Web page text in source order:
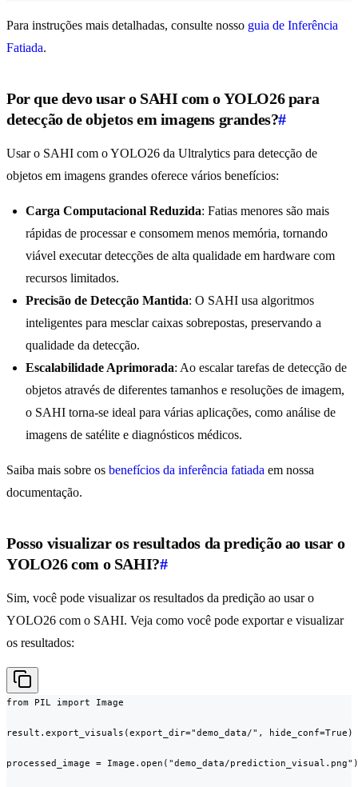
Para instruções mais detalhadas, consulte nosso guia de Inferência
Fatiada.
Por que devo usar o SAHI com o YOLO26 para
detecção de objetos em imagens grandes?#
Usar o SAHI com o YOLO26 da Ultralytics para detecção de
objetos em imagens grandes oferece vários benefícios:
Carga Computacional Reduzida: Fatias menores são mais
rápidas de processar e consomem menos memória, tornando
viável executar detecções de alta qualidade em hardware com
recursos limitados.
Precisão de Detecção Mantida: O SAHI usa algoritmos
inteligentes para mesclar caixas sobrepostas, preservando a
qualidade da detecção.
Escalabilidade Aprimorada: Ao escalar tarefas de detecção de
objetos através de diferentes tamanhos e resoluções de imagem,
o SAHI torna-se ideal para várias aplicações, como análise de
imagens de satélite e diagnósticos médicos.
Saiba mais sobre os benefícios da inferência fatiada em nossa
documentação.
Posso visualizar os resultados da predição ao usar o
YOLO26 com o SAHI?#
Sim, você pode visualizar os resultados da predição ao usar o
YOLO26 com o SAHI. Veja como você pode exportar e visualizar
os resultados:
from PIL import Image
result.export_visuals(export_dir="demo_data/", hide_conf=True)
processed_image = Image.open("demo_data/prediction_visual.png")